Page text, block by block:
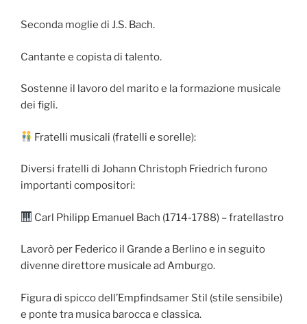
Seconda moglie di J.S. Bach.
Cantante e copista di talento.
Sostenne il lavoro del marito e la formazione musicale
dei figli.
Fratelli musicali (fratelli e sorelle):
Diversi fratelli di Johann Christoph Friedrich furono
importanti compositori:
Carl Philipp Emanuel Bach (1714-1788) – fratellastro
Lavorò per Federico il Grande a Berlino e in seguito
divenne direttore musicale ad Amburgo.
Figura di spicco dell’Empfindsamer Stil (stile sensibile)
e ponte tra musica barocca e classica.